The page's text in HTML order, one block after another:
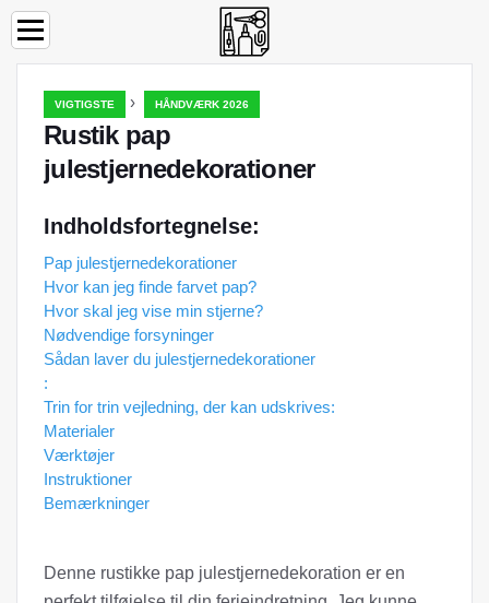
VIGTIGSTE › HÅNDVÆRK 2026
Rustik pap
julestjernedekorationer
Indholdsfortegnelse:
Pap julestjernedekorationer
Hvor kan jeg finde farvet pap?
Hvor skal jeg vise min stjerne?
Nødvendige forsyninger
Sådan laver du julestjernedekorationer
:
Trin for trin vejledning, der kan udskrives:
Materialer
Værktøjer
Instruktioner
Bemærkninger
Denne rustikke pap julestjernedekoration er en